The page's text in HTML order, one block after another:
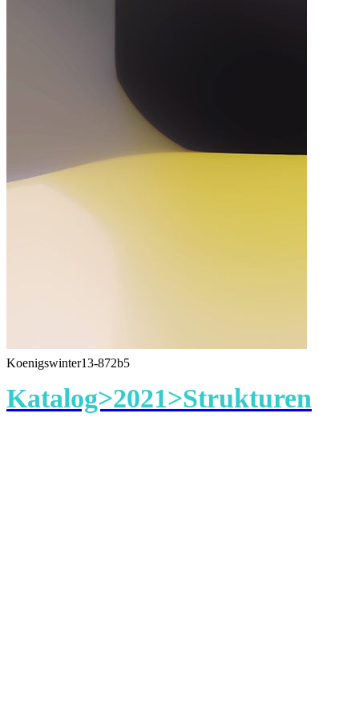
Koenigswinter13-872b5
Katalog>2021>Strukturen